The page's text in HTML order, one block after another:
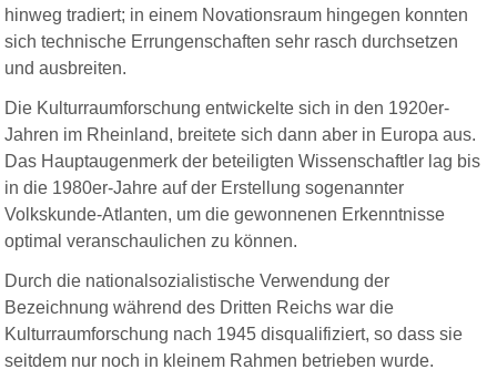
hinweg tradiert; in einem Novationsraum hingegen konnten
sich technische Errungenschaften sehr rasch durchsetzen
und ausbreiten.
Die Kulturraumforschung entwickelte sich in den 1920er-
Jahren im Rheinland, breitete sich dann aber in Europa aus.
Das Hauptaugenmerk der beteiligten Wissenschaftler lag bis
in die 1980er-Jahre auf der Erstellung sogenannter
Volkskunde-Atlanten, um die gewonnenen Erkenntnisse
optimal veranschaulichen zu können.
Durch die nationalsozialistische Verwendung der
Bezeichnung während des Dritten Reichs war die
Kulturraumforschung nach 1945 disqualifiziert, so dass sie
seitdem nur noch in kleinem Rahmen betrieben wurde.